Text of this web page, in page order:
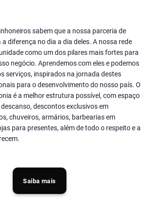
sabem que a nossa parceria de
diferença no dia a dia deles. A nossa rede
como um dos pilares mais fortes para
negócio. Aprendemos com eles e podemos
serviços, inspirados na jornada destes
para o desenvolvimento do nosso país. O
é a melhor estrutura possível, com espaço
descontos exclusivos em
chuveiros, armários, barbearias em
para presentes, além de todo o respeito e a
Saiba mais